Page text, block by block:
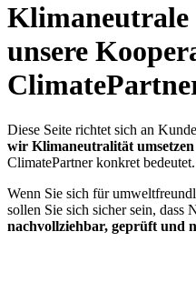
Klimaneutrale
unsere
Diese Seite richtet sich an
wir Klimaneutralität umsetzen
ClimatePartner konkret bedeutet.
Wenn Sie sich für
sollen Sie sich sicher sein,
nachvollziehbar, geprüft und